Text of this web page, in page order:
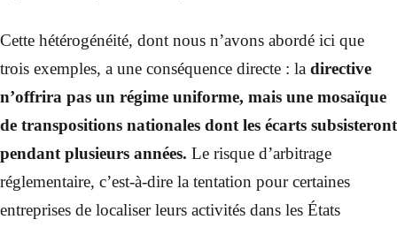
Cette hétérogénéité, dont nous n’avons abordé ici que
trois exemples, a une conséquence directe : la directive
n’offrira pas un régime uniforme, mais une mosaïque
de transpositions nationales dont les écarts subsisteront
pendant plusieurs années. Le risque d’arbitrage
réglementaire, c’est-à-dire la tentation pour certaines
entreprises de localiser leurs activités dans les États